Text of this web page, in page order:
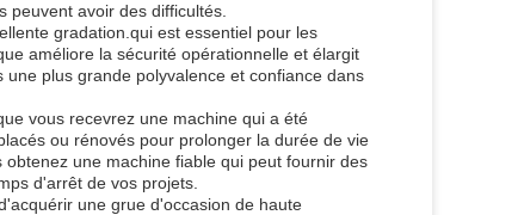
avoir des difficultés.
gradation.qui est essentiel pour les
améliore la sécurité opérationnelle et élargit
plus grande polyvalence et confiance dans
vous recevrez une machine qui a été
ou rénovés pour prolonger la durée de vie
une machine fiable qui peut fournir des
d'arrêt de vos projets.
une grue d'occasion de haute